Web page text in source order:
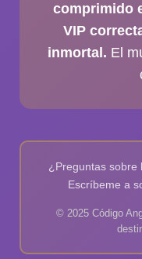
comprimido
VIP
inmortal. El
¿Preguntas sobre
Escríbeme a
© 2025 Código